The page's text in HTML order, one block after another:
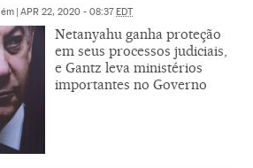
APR 22, 2020 - 08:37 EDT
Netanyahu ganha proteção
em seus processos judiciais,
e Gantz leva ministérios
importantes no Governo